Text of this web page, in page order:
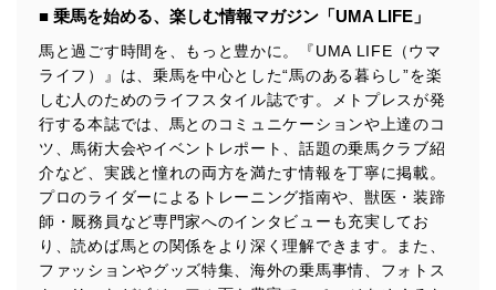
みを確実にするため、従業者等の教育を徹底してまいり
ます。また、目的外利用を行わないために、適切な管理
措置を講じます。
法令遵守
当社は、個人情報に関連する法令、国が定める指針及び
その他の規範を遵守します。また、当社の管理の仕組み
に、これらの法令及びその他の規範を常に適合させま
す。
個人情報の安全管理措置
■ 乗馬を始める、楽しむ情報マガジン「UMA LIFE」
馬と過ごす時間を、もっと豊かに。『UMA LIFE（ウマ
ライフ）』は、乗馬を中心とした“馬のある暮らし”を楽
しむ人のためのライフスタイル誌です。メトプレスが発
行する本誌では、馬とのコミュニケーションや上達のコ
ツ、馬術大会やイベントレポート、話題の乗馬クラブ紹
介など、実践と憧れの両方を満たす情報を丁寧に掲載。
プロのライダーによるトレーニング指南や、獣医・装蹄
師・厩務員など専門家へのインタビューも充実してお
り、読めば馬との関係をより深く理解できます。また、
ファッションやグッズ特集、海外の乗馬事情、フォトス